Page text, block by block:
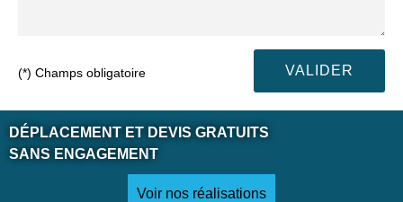
(*) Champs obligatoire
DÉPLACEMENT ET DEVIS GRATUITS
SANS ENGAGEMENT
Voir nos réalisations